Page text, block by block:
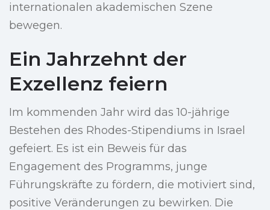
internationalen akademischen Szene
bewegen.
Ein Jahrzehnt der
Exzellenz feiern
Im kommenden Jahr wird das 10-jährige
Bestehen des Rhodes-Stipendiums in Israel
gefeiert. Es ist ein Beweis für das
Engagement des Programms, junge
Führungskräfte zu fördern, die motiviert sind,
positive Veränderungen zu bewirken. Die